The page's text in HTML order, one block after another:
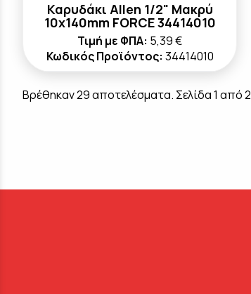
Καρυδάκι Allen 1/2" Μακρύ
10x140mm FORCE 34414010
Τιμή με ΦΠΑ: 5,39 €
Κωδικός Προϊόντος: 34414010
Βρέθηκαν 29 αποτελέσματα. Σελίδα 1 από 2